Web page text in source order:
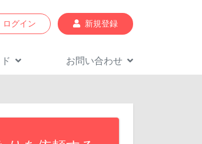
ログイン 新規登録
お問い合わせ